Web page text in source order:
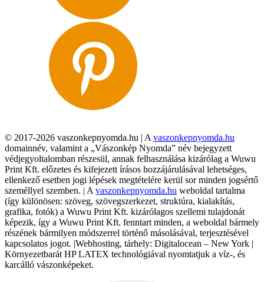
© 2017-2026 vaszonkepnyomda.hu | A vaszonkepnyomda.hu
domainnév, valamint a „Vászonkép Nyomda” név bejegyzett
védjegyoltalomban részesül, annak felhasználása kizárólag a Wuwu
Print Kft. előzetes és kifejezett írásos hozzájárulásával lehetséges,
ellenkező esetben jogi lépések megtételére kerül sor minden jogsértő
személlyel szemben. | A vaszonkepnyomda.hu weboldal tartalma
(így különösen: szöveg, szövegszerkezet, struktúra, kialakítás,
grafika, fotók) a Wuwu Print Kft. kizárólagos szellemi tulajdonát
képezik, így a Wuwu Print Kft. fenntart minden, a weboldal bármely
részének bármilyen módszerrel történő másolásával, terjesztésével
kapcsolatos jogot. |Webhosting, tárhely: Digitalocean – New York |
Környezetbarát HP LATEX technológiával nyomtatjuk a víz-, és
karcálló vászonképeket.